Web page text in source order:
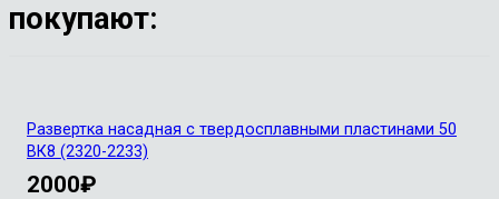
покупают:
Развертка насадная с твердосплавными пластинами 50
ВК8 (2320-2233)
2000₽